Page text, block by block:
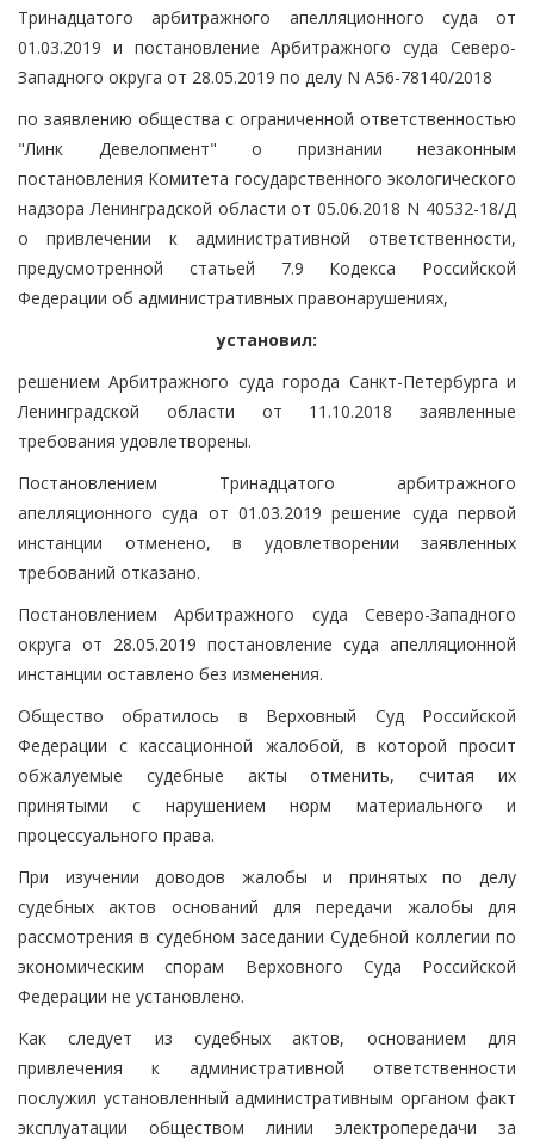
Тринадцатого арбитражного апелляционного суда от
01.03.2019 и постановление Арбитражного суда Северо-
Западного округа от 28.05.2019 по делу N А56-78140/2018
по заявлению общества с ограниченной ответственностью
"Линк Девелопмент" о признании незаконным
постановления Комитета государственного экологического
надзора Ленинградской области от 05.06.2018 N 40532-18/Д
о привлечении к административной ответственности,
предусмотренной статьей 7.9 Кодекса Российской
Федерации об административных правонарушениях,
установил:
решением Арбитражного суда города Санкт-Петербурга и
Ленинградской области от 11.10.2018 заявленные
требования удовлетворены.
Постановлением Тринадцатого арбитражного
апелляционного суда от 01.03.2019 решение суда первой
инстанции отменено, в удовлетворении заявленных
требований отказано.
Постановлением Арбитражного суда Северо-Западного
округа от 28.05.2019 постановление суда апелляционной
инстанции оставлено без изменения.
Общество обратилось в Верховный Суд Российской
Федерации с кассационной жалобой, в которой просит
обжалуемые судебные акты отменить, считая их
принятыми с нарушением норм материального и
процессуального права.
При изучении доводов жалобы и принятых по делу
судебных актов оснований для передачи жалобы для
рассмотрения в судебном заседании Судебной коллегии по
экономическим спорам Верховного Суда Российской
Федерации не установлено.
Как следует из судебных актов, основанием для
привлечения к административной ответственности
послужил установленный административным органом факт
эксплуатации обществом линии электропередачи за